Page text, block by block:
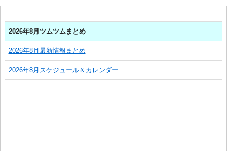
2026年8月ツムツムまとめ
2026年8月最新情報まとめ
2026年8月スケジュール＆カレンダー